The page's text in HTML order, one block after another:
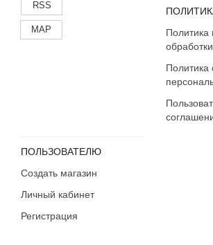
RSS
MAP
Политика
Политика
ПОЛЬЗОВАТЕЛЮ
Создать магазин
Личный кабинет
Регистрация